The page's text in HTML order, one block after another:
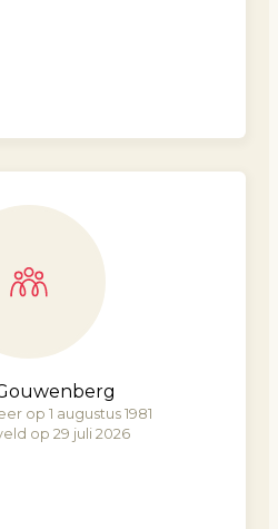
op 1 augustus 1981
op 29 juli 2026